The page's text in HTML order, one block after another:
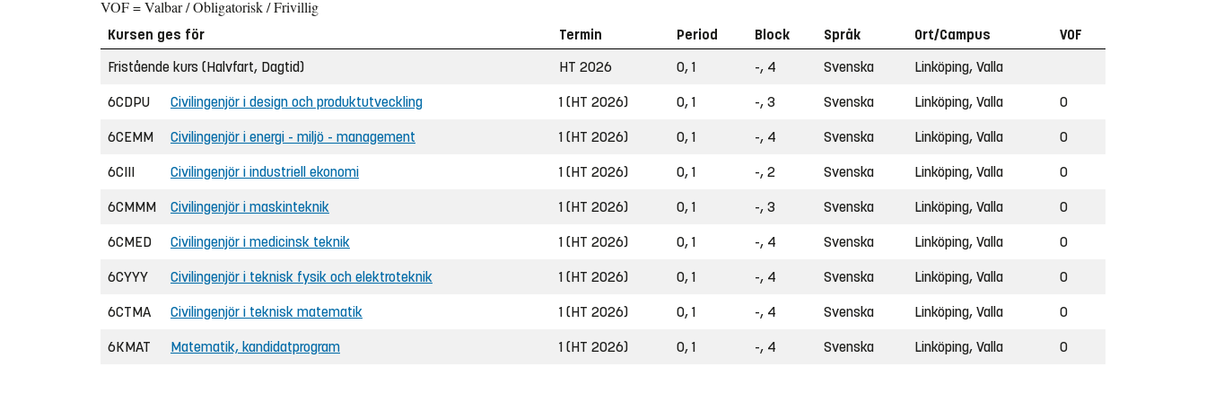
VOF = Valbar / Obligatorisk / Frivillig
Kursen ges för Termin Period Block Språk Ort/Campus
VOF
Fristående kurs (Halvfart, Dagtid)
HT 2026 0, 1 -, 4 Svenska Linköping, Valla
6CDPU Civilingenjör i design och produktutveckling 1 (HT 2026) 0, 1 -, 3 Svenska Linköping, Valla O
6CEMM Civilingenjör i energi - miljö - management 1 (HT 2026) 0, 1 -, 4 Svenska Linköping, Valla O
6CIII Civilingenjör i industriell ekonomi 1 (HT 2026) 0, 1 -, 2 Svenska Linköping, Valla O
6CMMM Civilingenjör i maskinteknik 1 (HT 2026) 0, 1 -, 3 Svenska Linköping, Valla O
6CMED Civilingenjör i medicinsk teknik 1 (HT 2026) 0, 1 -, 4 Svenska Linköping, Valla O
6CYYY Civilingenjör i teknisk fysik och elektroteknik 1 (HT 2026) 0, 1 -, 4 Svenska Linköping, Valla O
6CTMA Civilingenjör i teknisk matematik 1 (HT 2026) 0, 1 -, 4 Svenska Linköping, Valla O
6KMAT Matematik, kandidatprogram 1 (HT 2026) 0, 1 -, 4 Svenska Linköping, Valla O